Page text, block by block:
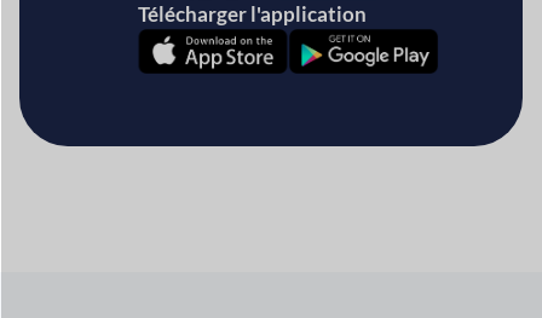
Télécharger l'application